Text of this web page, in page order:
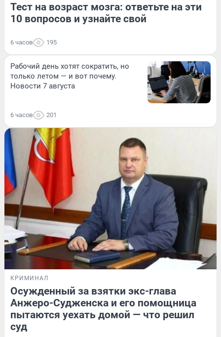
Тест на возраст мозга: ответьте на эти
10 вопросов и узнайте свой
6 часов 195
Рабочий день хотят сократить, но
только летом — и вот почему.
Новости 7 августа
6 часов 201
КРИМИНАЛ
Осужденный за взятки экс-глава
Анжеро-Судженска и его помощница
пытаются уехать домой — что решил
суд